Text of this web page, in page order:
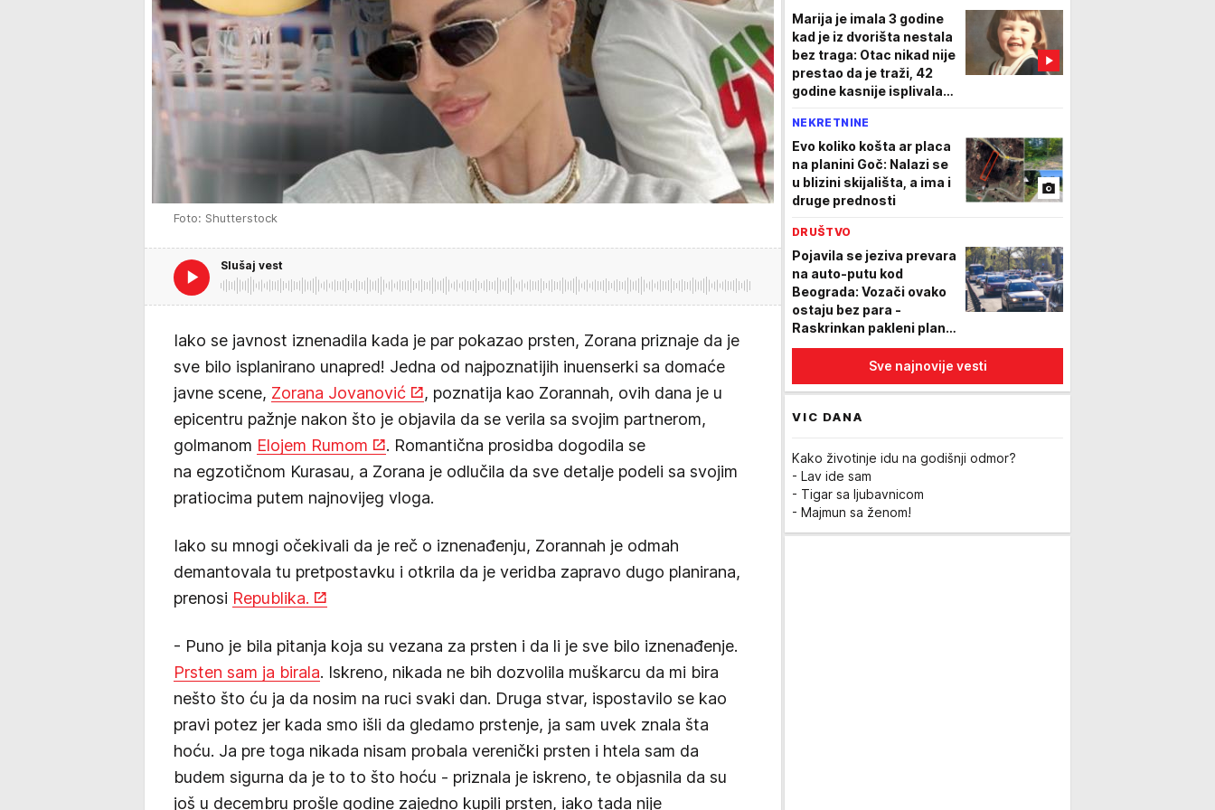
Foto: Shutterstock
Slušaj vest
Iako se javnost iznenadila kada je par pokazao prsten, Zorana priznaje da je
sve bilo isplanirano unapred! Jedna od najpoznatijih inuenserki sa domaće
javne scene, Zorana Jovanović
, poznatija kao Zorannah, ovih dana je u
epicentru pažnje nakon što je objavila da se verila sa svojim partnerom,
golmanom Elojem Rumom
. Romantična prosidba dogodila se
na egzotičnom Kurasau, a Zorana je odlučila da sve detalje podeli sa svojim
pratiocima putem najnovijeg vloga.
Iako su mnogi očekivali da je reč o iznenađenju, Zorannah je odmah
demantovala tu pretpostavku i otkrila da je veridba zapravo dugo planirana,
prenosi Republika.
- Puno je bila pitanja koja su vezana za prsten i da li je sve bilo iznenađenje.
Prsten sam ja birala. Iskreno, nikada ne bih dozvolila muškarcu da mi bira
nešto što ću ja da nosim na ruci svaki dan. Druga stvar, ispostavilo se kao
pravi potez jer kada smo išli da gledamo prstenje, ja sam uvek znala šta
hoću. Ja pre toga nikada nisam probala verenički prsten i htela sam da
budem sigurna da je to to što hoću - priznala je iskreno, te objasnila da su
još u decembru prošle godine zajedno kupili prsten, iako tada nije
Marija je imala 3 godine
kad je iz dvorišta nestala
bez traga: Otac nikad nije
prestao da je traži, 42
godine kasnije isplivala
NEKRETNINE
Evo koliko košta ar placa
na planini Goč: Nalazi se
u blizini skijališta, a ima i
druge prednosti
DRUŠTVO
Pojavila se jeziva prevara
na auto-putu kod
Beograda: Vozači ovako
ostaju bez para -
Raskrinkan pakleni plan
prevaranata
Sve najnovije vesti
VIC DANA
Kako životinje idu na godišnji odmor?
- Lav ide sam
- Tigar sa ljubavnicom
- Majmun sa ženom!